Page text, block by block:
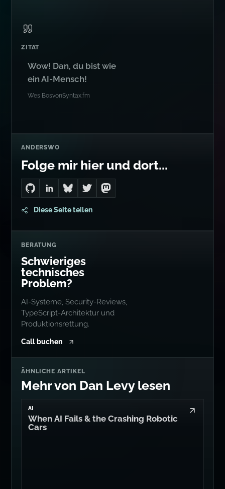
ZITAT
Wow! Dan, du bist wie
ein AI-Mensch!
Wes BosvonSyntax.fm
ANDERSWO
Folge mir hier und dort...
Go to Dan's GitHub
Connect with me on LinkedIn
Follow me on Bluesky
Follow me on Twitter
Follow me on Mastodon
Diese Seite teilen
BERATUNG
Schwieriges
technisches
Problem?
AI-Systeme, Security-Reviews,
TypeScript-Architektur und
Produktionsrettung.
Call buchen
ÄHNLICHE ARTIKEL
Mehr von Dan Levy lesen
AI
When AI Fails & the Crashing Robotic
Cars